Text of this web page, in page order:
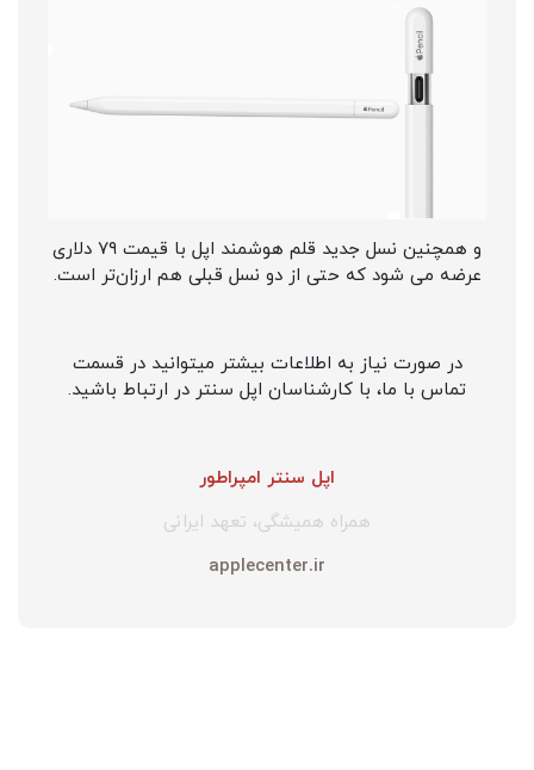
و همچنین نسل جدید قلم هوشمند اپل با قیمت ۷۹ دلاری
عرضه می شود که حتی از دو نسل قبلی هم ارزان‌تر است.
در صورت نیاز به اطلاعات بیشتر میتوانید در قسمت
تماس با ما، با کارشناسان اپل سنتر در ارتباط باشید.
اپل سنتر امپراطور
همراه همیشگی، تعهد ایرانی
applecenter.ir